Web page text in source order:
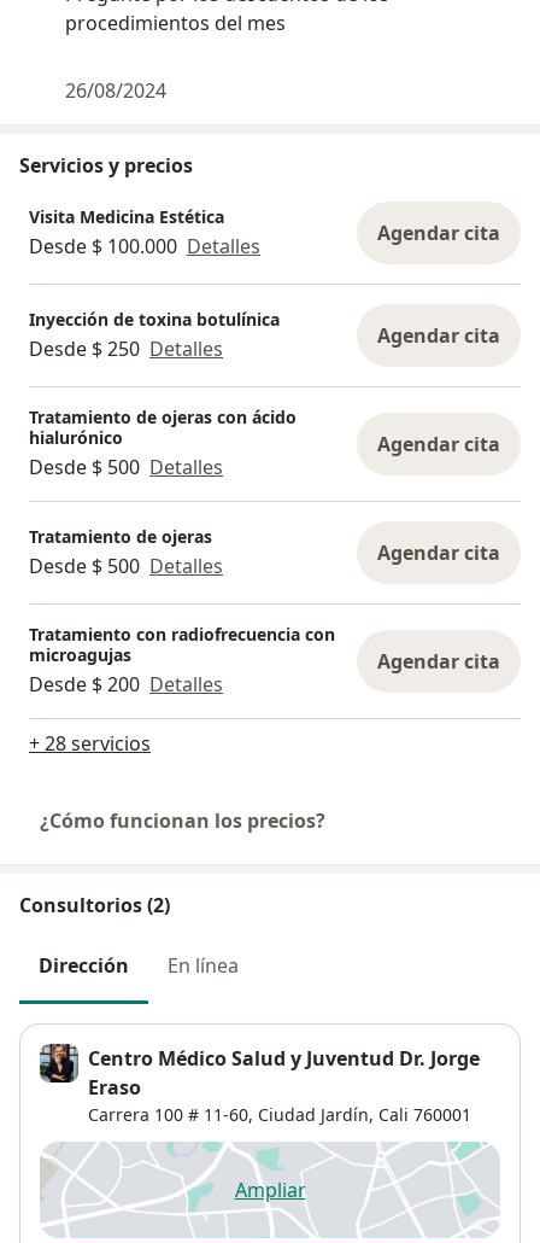
procedimientos del mes
26/08/2024
Servicios y precios
Visita Medicina Estética
Desde $ 100.000 Detalles Agendar cita
Inyección de toxina botulínica
Desde $ 250 Detalles Agendar cita
Tratamiento de ojeras con ácido
hialurónico
Desde $ 500 Detalles
Agendar cita
Tratamiento de ojeras
Desde $ 500 Detalles Agendar cita
Tratamiento con radiofrecuencia con
microagujas
Desde $ 200 Detalles
Agendar cita
+ 28 servicios
¿Cómo funcionan los precios?
Consultorios (2)
Dirección En línea
Centro Médico Salud y Juventud Dr. Jorge
Eraso
Carrera 100 # 11-60, Ciudad Jardín, Cali 760001
Ampliarse abre en una nueva